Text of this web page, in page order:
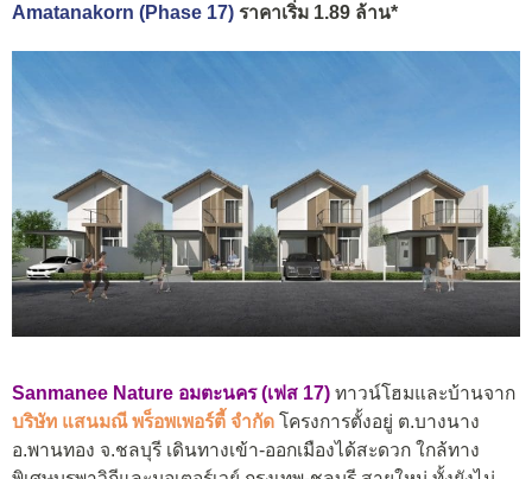
Amatanakorn (Phase 17) ราคาเริ่ม 1.89 ล้าน*
Sanmanee Nature อมตะนคร (เฟส 17) ทาวน์โฮมและบ้านจาก
บริษัท แสนมณี พร็อพเพอร์ตี้ จำกัด โครงการตั้งอยู่ ต.บางนาง
อ.พานทอง จ.ชลบุรี เดินทางเข้า-ออกเมืองได้สะดวก ใกล้ทาง